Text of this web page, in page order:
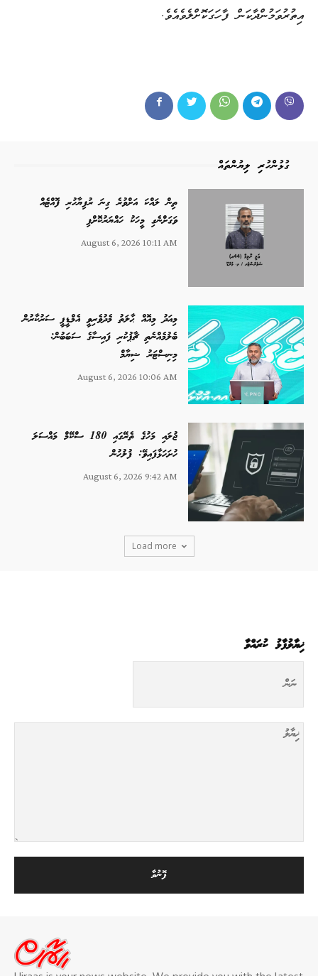
އިތުރުވަމުންދާކަން ފާހަގަކޮށްލެވެއެވެ.
ގުޅުންހުރި ލިޔުންތައް
ތިން ލައްކަ އަށްވުރެ ގިނަ ރުފިޔާހުރި ފޮއްޓެއް
ވަގަށްނެގި މީހަކު ހައްޔަރުކޮށްފި
August 6, 2026 10:11 AM
މިއަދު މިއޮއް ޙާލަތު މެދުވެރިވީ އެމްޑީޕީ ސަރުކާރުން
ބެލުމެއްނެތި ޗާޕުކުރި ފައިސާގެ ސަބަބުން:
މިނިސްޓަރު ޝިޔާމް
August 6, 2026 10:06 AM
ޖުލައި މަހުގެ ތެރޭގައި 180 ސްކޭމް މައްސަލަ
ހުށަހަޅާފައިވޭ: ފުލުހުން
August 6, 2026 9:42 AM
Load more
ޚިޔާލުފާޅު ކުރައްވާ